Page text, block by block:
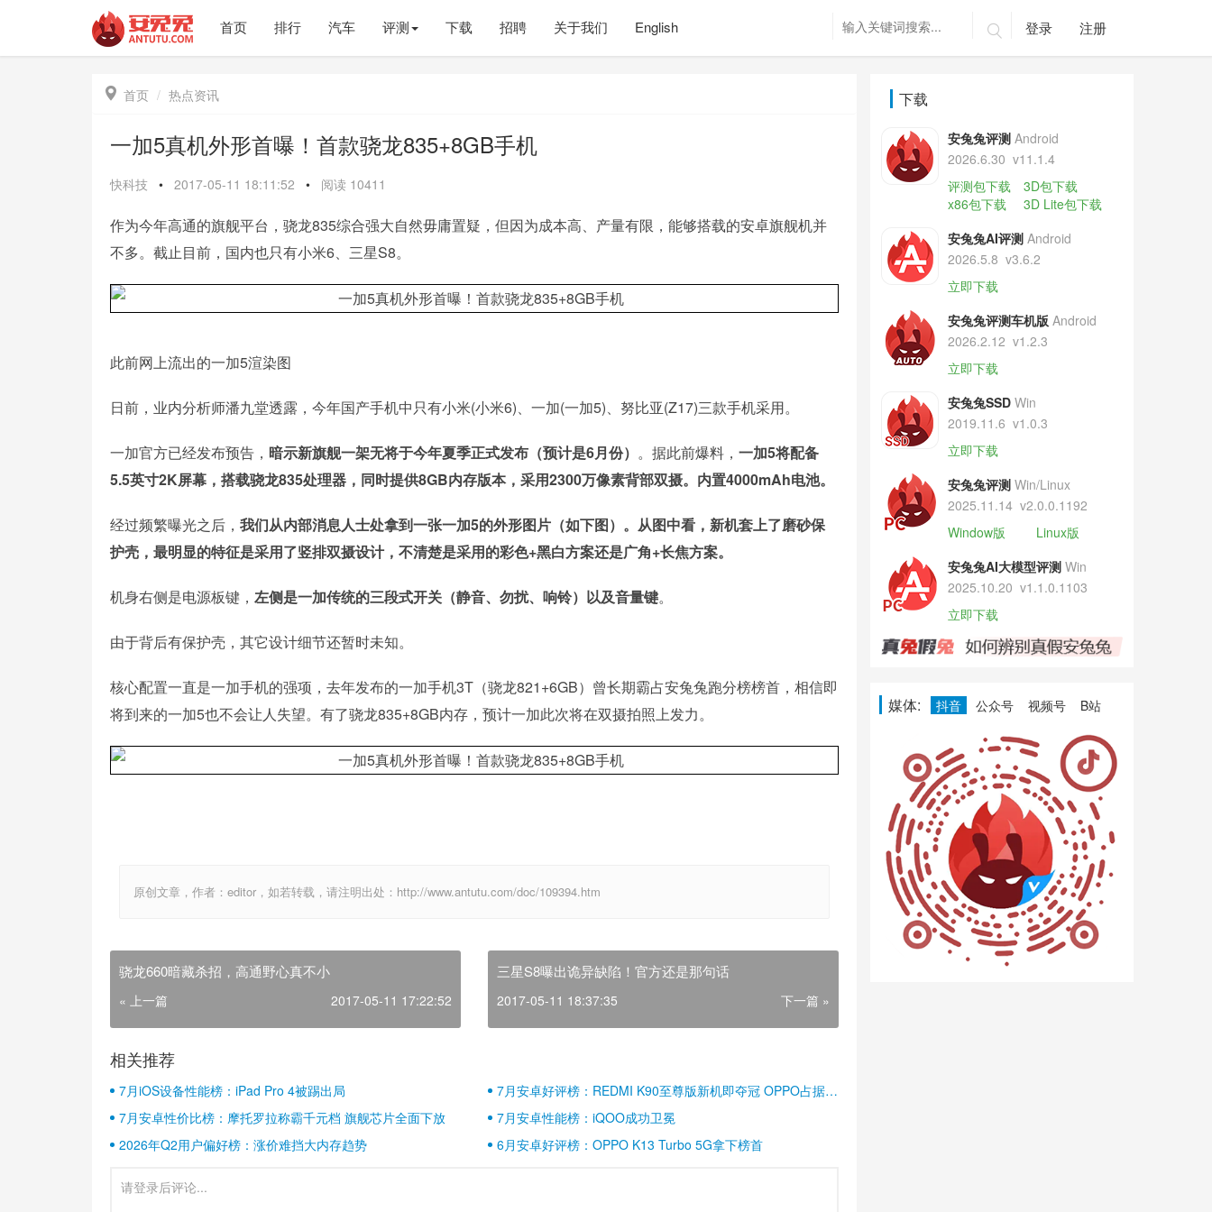
首页 排行 汽车 评测 下载 招聘 关于我们 English  登录 注册
 首页 热点资讯
一加5真机外形首曝！首款骁龙835+8GB手机
快科技 • 2017-05-11 18:11:52 • 阅读 10411
作为今年高通的旗舰平台，骁龙835综合强大自然毋庸置疑，但因为成本高、产量有限，能够搭载的安卓旗舰机并
不多。截止目前，国内也只有小米6、三星S8。
此前网上流出的一加5渲染图
日前，业内分析师潘九堂透露，今年国产手机中只有小米(小米6)、一加(一加5)、努比亚(Z17)三款手机采用。
一加官方已经发布预告， 暗示新旗舰一架无将于今年夏季正式发布（预计是6月份） 。据此前爆料， 一加5将配备
5.5英寸2K屏幕，搭载骁龙835处理器，同时提供8GB内存版本，采用2300万像素背部双摄。内置4000mAh电池。
经过频繁曝光之后， 我们从内部消息人士处拿到一张一加5的外形图片（如下图）。从图中看，新机套上了磨砂保
护壳，最明显的特征是采用了竖排双摄设计，不清楚是采用的彩色+黑白方案还是广角+长焦方案。
机身右侧是电源板键， 左侧是一加传统的三段式开关（静音、勿扰、响铃）以及音量键。
由于背后有保护壳，其它设计细节还暂时未知。
核心配置一直是一加手机的强项，去年发布的一加手机3T（骁龙821+6GB）曾长期霸占安兔兔跑分榜榜首，相信即
将到来的一加5也不会让人失望。有了骁龙835+8GB内存，预计一加此次将在双摄拍照上发力。
原创文章，作者：editor，如若转载，请注明出处：http://www.antutu.com/doc/109394.htm
骁龙660暗藏杀招，高通野心真不小
« 上一篇 2017-05-11 17:22:52
三星S8曝出诡异缺陷！官方还是那句话
2017-05-11 18:37:35 下一篇 »
相关推荐
7月iOS设备性能榜：iPad Pro 4被踢出局
7月安卓好评榜：REDMI K90至尊版新机即夺冠 OPPO占据半
壁江山
7月安卓性价比榜：摩托罗拉称霸千元档 旗舰芯片全面下放
7月安卓性能榜：iQOO成功卫冕
2026年Q2用户偏好榜：涨价难挡大内存趋势
6月安卓好评榜：OPPO K13 Turbo 5G拿下榜首
下载
安兔兔评测 Android
2026.6.30 v11.1.4
评测包下载
3D包下载
x86包下载
3D Lite包下载
安兔兔AI评测 Android
2026.5.8 v3.6.2
立即下载
安兔兔评测车机版 Android
2026.2.12 v1.2.3
立即下载
安兔兔SSD Win
2019.11.6 v1.0.3
立即下载
安兔兔评测 Win/Linux
2025.11.14 v2.0.0.1192
Window版
Linux版
安兔兔AI大模型评测 Win
2025.10.20 v1.1.0.1103
立即下载
媒体: 抖音 公众号 视频号 B站